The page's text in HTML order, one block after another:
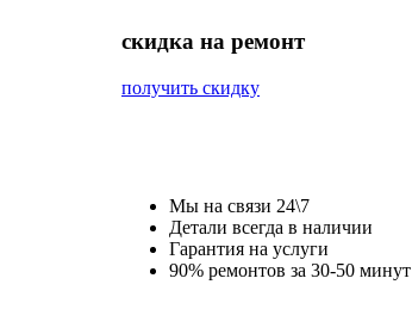
cкидка на ремонт
получить скидку
Мы на связи 24\7
Детали всегда в наличии
Гарантия на услуги
90% ремонтов за 30-50 минут